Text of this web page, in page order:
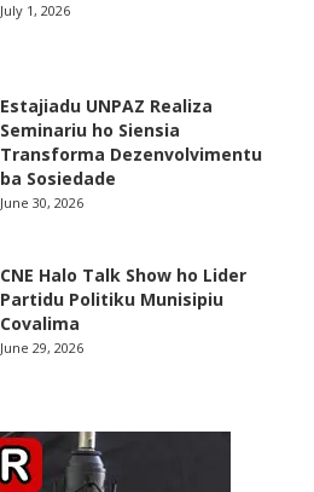
July 1, 2026
Estajiadu UNPAZ Realiza
Seminariu ho Siensia
Transforma Dezenvolvimentu
ba Sosiedade
June 30, 2026
CNE Halo Talk Show ho Lider
Partidu Politiku Munisipiu
Covalima
June 29, 2026